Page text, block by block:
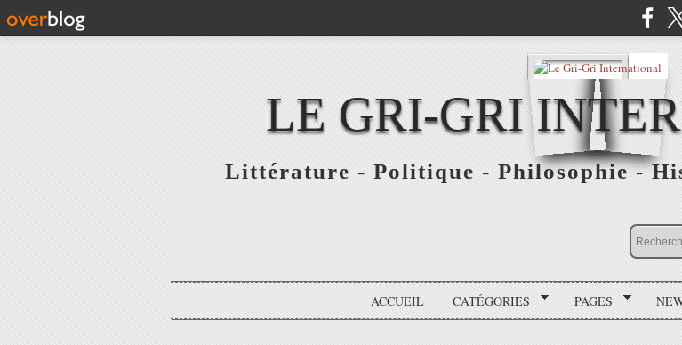
LE GRI-GRI
Littérature - Politique - Philosophie -
ACCUEIL CATÉGORIES PAGES